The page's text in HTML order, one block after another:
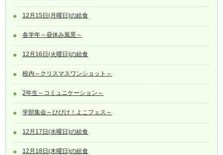
12月15日(月曜日)の給食
各学年～昼休み風景～
12月16日(火曜日)の給食
校内～クリスマスワンショット～
2年生～コミュニケーション～
学部集会～ひびけ！よこフェス～
12月17日(水曜日)の給食
12月18日(木曜日)の給食